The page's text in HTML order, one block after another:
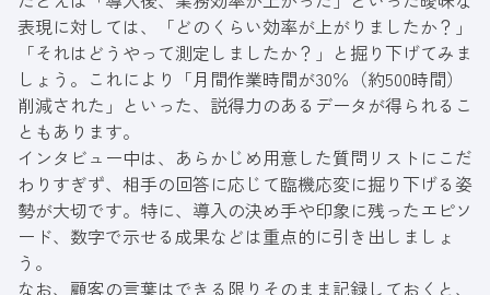
表現に対しては、「どのくらい効率が上がりましたか？」
「それはどうやって測定しましたか？」と掘り下げてみま
しょう。これにより「月間作業時間が30％（約500時間）
削減された」といった、説得力のあるデータが得られるこ
ともあります。
インタビュー中は、あらかじめ用意した質問リストにこだ
わりすぎず、相手の回答に応じて臨機応変に掘り下げる姿
勢が大切です。特に、導入の決め手や印象に残ったエピソ
ード、数字で示せる成果などは重点的に引き出しましょ
う。
なお、顧客の言葉はできる限りそのまま記録しておくと、